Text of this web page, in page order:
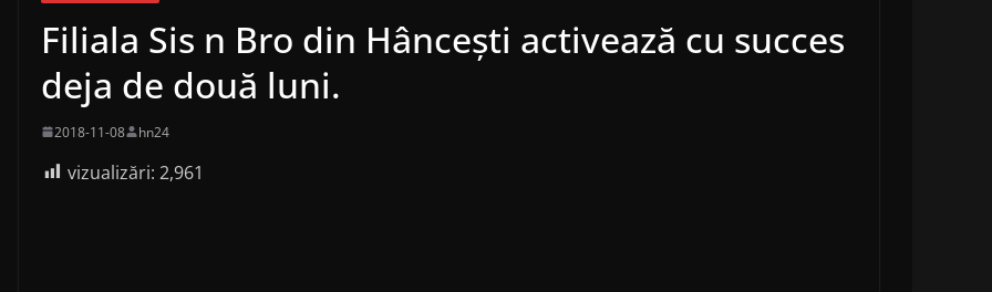
Filiala Sis n Bro din Hâncești activează cu succes
deja de două luni.
2018-11-08 hn24
vizualizări: 2,961